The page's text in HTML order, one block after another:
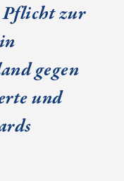
Pflicht zur
gegen
und